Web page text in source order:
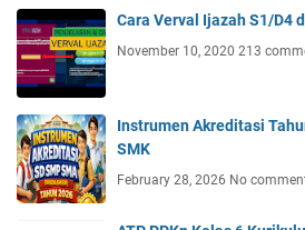
Cara Verval Ijazah S1/D4
November 10, 2020 213
Instrumen Akreditasi
SMK
February 28, 2026 No